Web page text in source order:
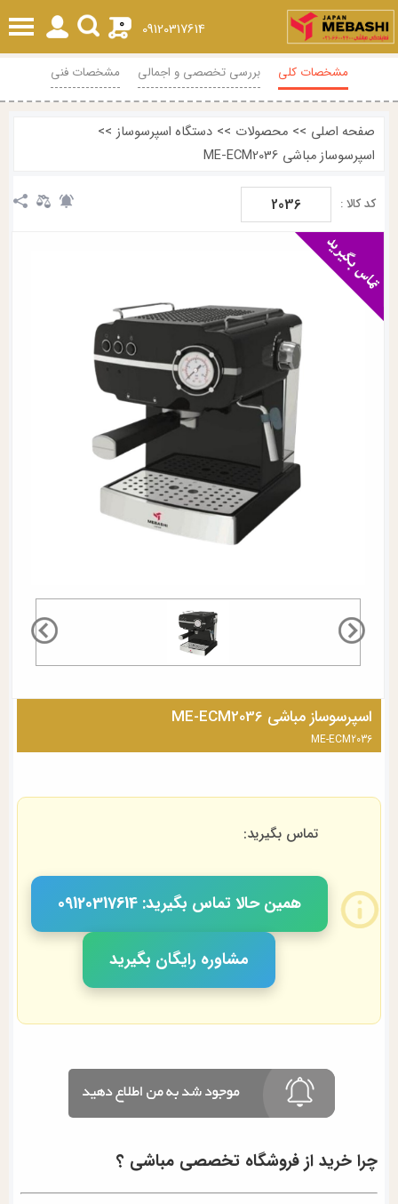
09120317614
0
مشخصات کلی بررسی تخصصی و اجمالی مشخصات فنی
صفحه اصلی >> محصولات >> دستگاه اسپرسوساز >>
اسپرسوساز مباشی ME-ECM2036
کد کالا : 2036
اسپرسوساز مباشی ME-ECM2036
ME-ECM2036
تماس بگیرید:
همین حالا تماس بگیرید: 09120317614
مشاوره رایگان بگیرید
چرا خرید از فروشگاه تخصصی مباشی ؟